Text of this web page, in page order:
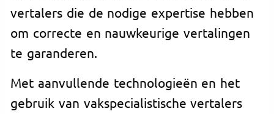
vertalers die de nodige expertise hebben
om correcte en nauwkeurige vertalingen
te garanderen.
Met aanvullende technologieën en het
gebruik van vakspecialistische vertalers